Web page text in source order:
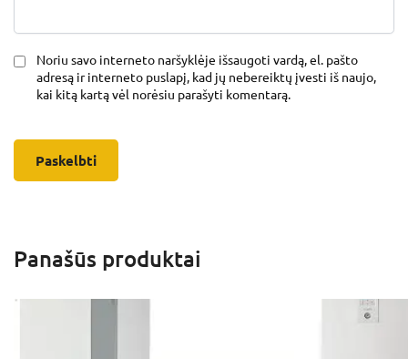
Noriu savo interneto naršyklėje išsaugoti vardą, el. pašto
adresą ir interneto puslapį, kad jų nebereiktų įvesti iš naujo,
kai kitą kartą vėl norėsiu parašyti komentarą.
Panašūs produktai